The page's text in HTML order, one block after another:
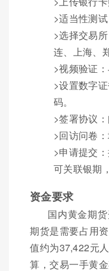
>适当性测
>选择交易
连、上海、
>视频验证
>设置数字
码。
>签署协议
>回访问卷：
>申请提交
可关联银期
资金要求
国内黄金期
期货是需要占用
值约为37,422元
算，交易一手黄